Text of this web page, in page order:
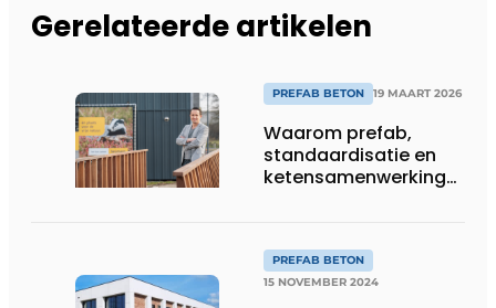
Gerelateerde artikelen
PREFAB BETON 19 MAART 2026
Waarom prefab,
standaardisatie en
ketensamenwerking
PREFAB BETON
15 NOVEMBER 2024